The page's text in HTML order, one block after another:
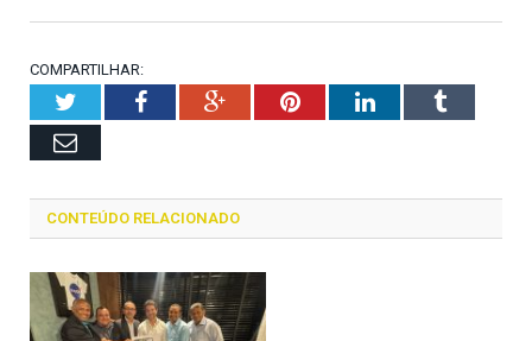
COMPARTILHAR:
TwitterFacebookGoogle+PinterestLinkedInTumblr
Email
CONTEÚDO RELACIONADO